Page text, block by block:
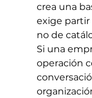
crea una
exige partir
no de
Si una
operación